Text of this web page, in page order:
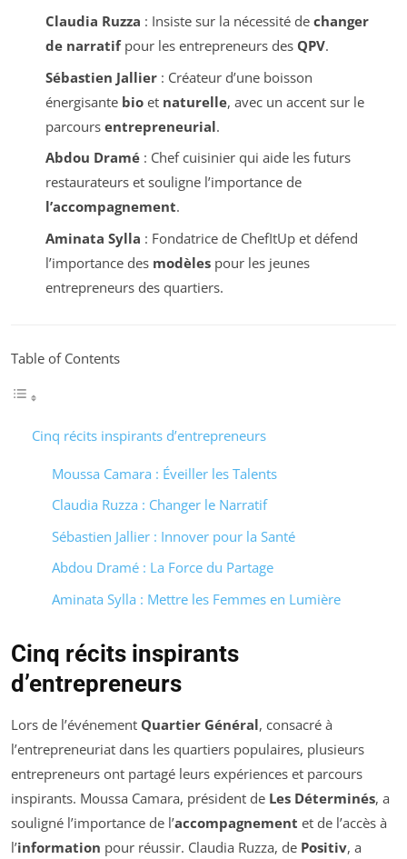
Claudia Ruzza : Insiste sur la nécessité de changer
de narratifpour les entrepreneurs des QPV.
Sébastien Jallier: Créateur d’une boisson
énergisante bioet naturelle, avec un accent sur le
parcours entrepreneurial.
Abdou Dramé: Chef cuisinier qui aide les futurs
restaurateurs et souligne l’importance de
l’accompagnement.
Aminata Sylla : Fondatrice de ChefItUp et défend
l’importance des modèlespour les jeunes
entrepreneurs des quartiers.
Table of Contents
Cinq récits inspirants d’entrepreneurs
Moussa Camara : Éveiller les Talents
Claudia Ruzza : Changer le Narratif
Sébastien Jallier : Innover pour la Santé
Abdou Dramé : La Force du Partage
Aminata Sylla : Mettre les Femmes en Lumière
Cinq récits inspirants
d’entrepreneurs
Lors de l’événement Quartier Général, consacré à
l’entrepreneuriat dans les quartiers populaires, plusieurs
entrepreneurs ont partagé leurs expériences et parcours
inspirants. Moussa Camara, président de Les Déterminés, a
souligné l’importance de l’accompagnement et de l’accès à
l’information pour réussir. Claudia Ruzza, de Positiv, a